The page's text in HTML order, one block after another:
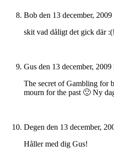
Bob den 13 december,
skit vad dåligt det gick där :(!
Gus den 13 december,
The secret of Gambling for
mourn for the past 🙂 Ny
Degen den 13 december,
Håller med dig Gus!